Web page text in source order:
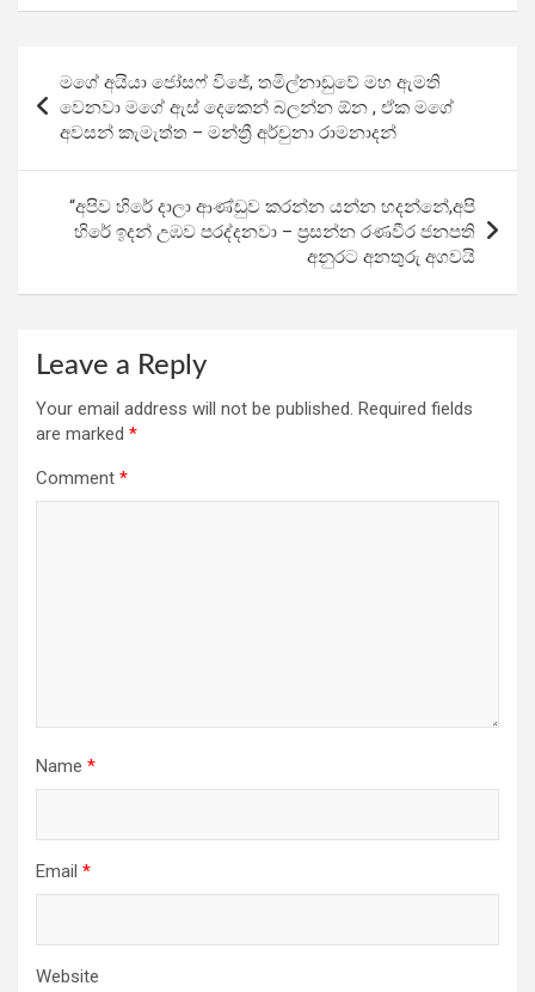
ce
b
o
o
k
tt at
s
A
p
p
e
gr
a
m
ar
e
navigation
මගේ අයියා ජෝසෆ් විජේ, තමිල්නාඩුවේ මහ ඇමති
වෙනවා මගේ ඇස් දෙකෙන් බලන්න ඕන , ඒක මගේ
අවසන් කැමැත්ත – මන්ත්‍රී අර්චුනා රාමනාදන්
“අපිව හිරේ දාලා ආණ්ඩුව කරන්න යන්න හදන්නේ,අපි
හිරේ ඉදන් උඹව පරද්දනවා – ප්‍රසන්න රණවීර ජනපති
අනුරට අනතුරු අගවයි
Leave a Reply
Your email address will not be published. Required fields
are marked *
Comment *
Name *
Email *
Website